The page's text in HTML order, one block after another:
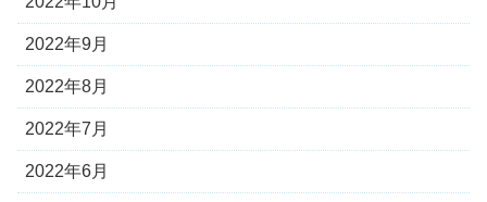
2022年9月
2022年8月
2022年7月
2022年6月